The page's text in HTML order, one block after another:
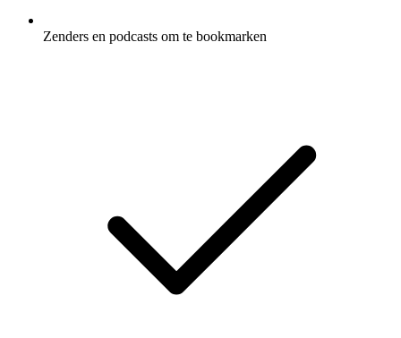
Zenders en podcasts om te bookmarken